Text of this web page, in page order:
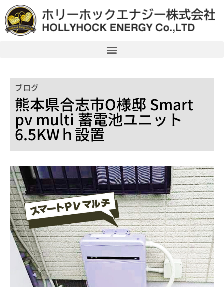
ブログ
熊本県合志市O様邸 Smart
pv multi 蓄電池ユニット
6.5KWｈ設置